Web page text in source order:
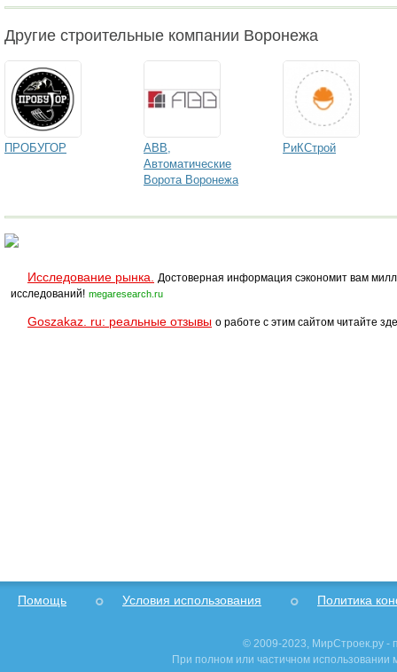
Другие строительные компании Воронежа
ПРОБУГОР
АВВ,
Автоматические
Ворота Воронежа
РиКСтрой
Исследование рынка.
Достоверная информация сэкономит вам
исследований! megaresearch.ru
Goszakaz. ru: реальные отзывы о работе с этим сайтом читайте
Помощь Условия использования Политика
© 2009-2023, МирСтроек.ру -
При полном или частичном использовании